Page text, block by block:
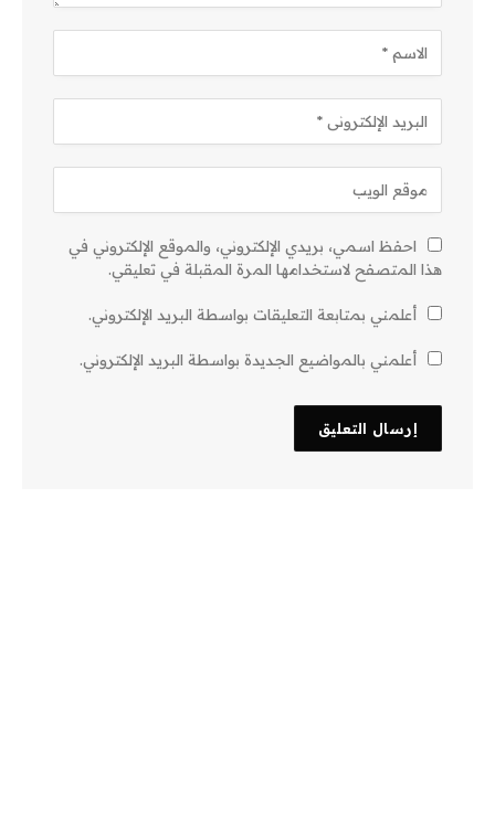
احفظ اسمي، بريدي الإلكتروني، والموقع الإلكتروني في
هذا المتصفح لاستخدامها المرة المقبلة في تعليقي.
أعلمني بمتابعة التعليقات بواسطة البريد الإلكتروني.
أعلمني بالمواضيع الجديدة بواسطة البريد الإلكتروني.